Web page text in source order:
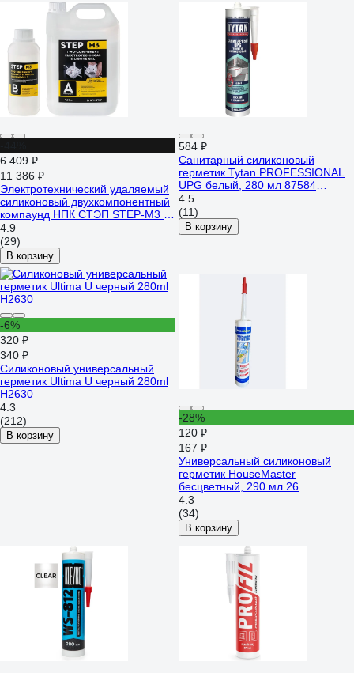
6 409 ₽
11 386 ₽
Электротехнический удаляемый
силиконовый двухкомпонентный
компаунд НПК СТЭП STEP-M3 5
кг 00-00001329
4.9
(29)
В корзину
584 ₽
Санитарный силиконовый
герметик Tytan PROFESSIONAL
UPG белый, 280 мл 87584
229540
4.5
(11)
В корзину
-6%
320 ₽
340 ₽
Силиконовый универсальный
герметик Ultima U черный 280ml
H2630
4.3
(212)
В корзину
-28%
120 ₽
167 ₽
Универсальный силиконовый
герметик HouseMaster
бесцветный, 290 мл 26
4.3
(34)
В корзину